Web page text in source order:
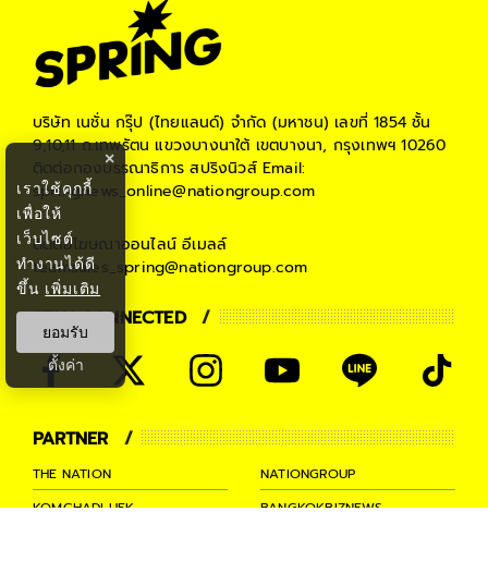
บริษัท เนชั่น กรุ๊ป (ไทยแลนด์) จำกัด (มหาชน) เลขที่ 1854 ชั้น
9,10,11 ถ.เทพรัตน แขวงบางนาใต้ เขตบางนา, กรุงเทพฯ 10260
ติดต่อกองบรรณาธิการ สปริงนิวส์Email:
springnews_online@nationgroup.com
ติดต่อโฆษณาออนไลน์ อีเมลล์
teamsales_spring@nationgroup.com
STAY CONNECTED
PARTNER
THE NATION
NATIONGROUP
KOMCHADLUEK
BANGKOKBIZNEWS
×
เราใช้คุกกี้
เพื่อให้
เว็บไซต์
ทำงานได้ดี
ขึ้น เพิ่มเติม
ยอมรับ
ตั้งค่า